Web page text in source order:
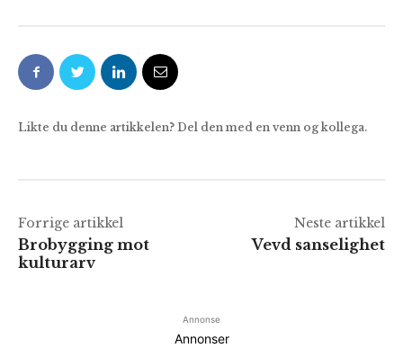
Likte du denne artikkelen? Del den med en venn og kollega.
Forrige artikkel
Brobygging mot
kulturarv
Neste artikkel
Vevd sanselighet
Annonse
Annonser